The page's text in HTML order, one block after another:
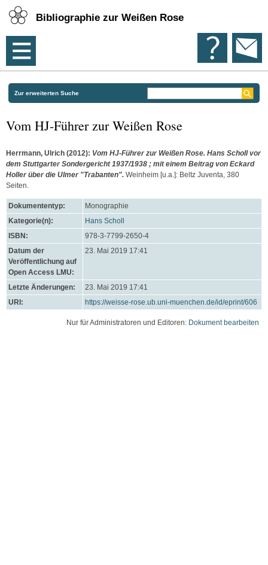
Bibliographie zur Weißen Rose
Zur erweiterten Suche
Vom HJ-Führer zur Weißen Rose
Herrmann, Ulrich (2012): Vom HJ-Führer zur Weißen Rose. Hans Scholl vor
dem Stuttgarter Sondergericht 1937/1938 ; mit einem Beitrag von Eckard
Holler über die Ulmer "Trabanten". Weinheim [u.a.]: Beltz Juventa, 380
Seiten.
Dokumententyp:
Monographie
Kategorie(n):
Hans Scholl
ISBN:
978-3-7799-2650-4
Datum der
Veröffentlichung auf
Open Access LMU:
23. Mai 2019 17:41
Letzte Änderungen:
23. Mai 2019 17:41
URI:
https://weisse-rose.ub.uni-muenchen.de/id/eprint/606
Nur für Administratoren und Editoren: Dokument bearbeiten